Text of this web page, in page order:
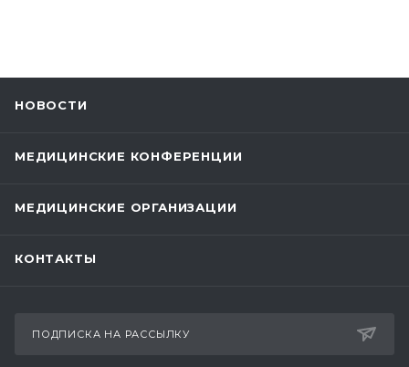
НОВОСТИ
МЕДИЦИНСКИЕ КОНФЕРЕНЦИИ
МЕДИЦИНСКИЕ ОРГАНИЗАЦИИ
КОНТАКТЫ
ПОДПИСКА НА РАССЫЛКУ